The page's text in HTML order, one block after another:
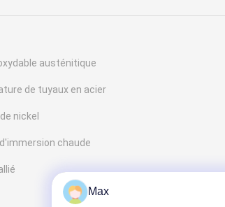
austénitique
de tuyaux en acier
nickel
chaude
Max